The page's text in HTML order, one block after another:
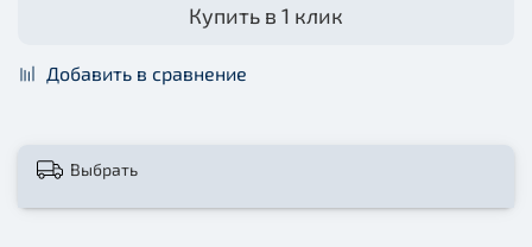
Купить в 1 клик
Добавить в сравнение
Выбрать